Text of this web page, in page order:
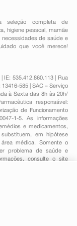
seleção completa de
, higiene pessoal ,mamãe
de saúde e
que você merece!
IE: 535.412.860.113 | Rua
585 | SAC – Serviço
à Sexta das 8h às 20h/
responsável:
de Funcionamento
1-5. As informações
e medicamentos,
em hipótese
médica. Somente o
problema de saúde e
consulte o site